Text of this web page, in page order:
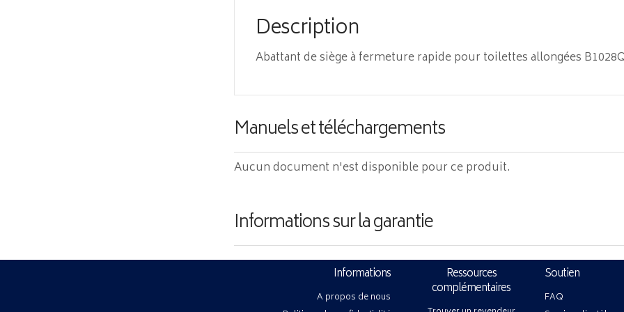
Description
Abattant de siège à fermeture rapide pour toilettes allongées
Manuels et téléchargements
Aucun document n'est disponible pour ce produit.
Informations sur la garantie
Informations
A propos de nous
Ressources
complémentaires
Soutien
FAQ